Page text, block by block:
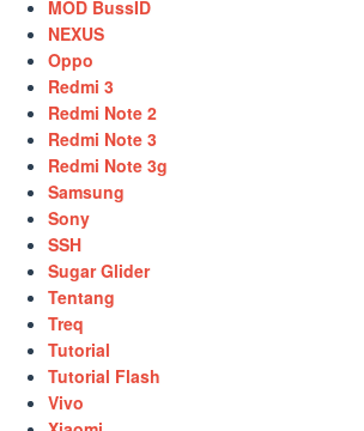
MOD BussID
NEXUS
Oppo
Redmi 3
Redmi Note 2
Redmi Note 3
Redmi Note 3g
Samsung
Sony
SSH
Sugar Glider
Tentang
Treq
Tutorial
Tutorial Flash
Vivo